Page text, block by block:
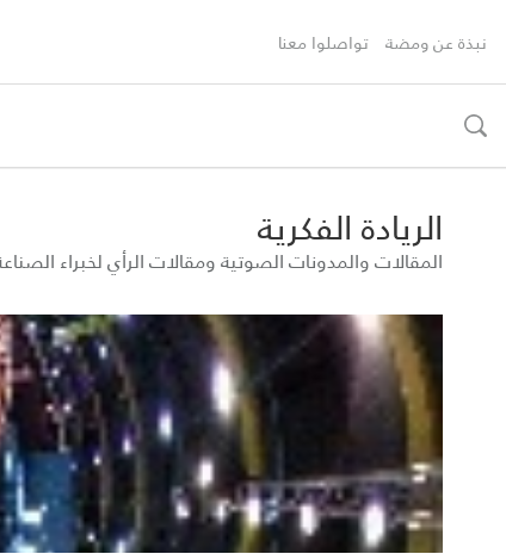
نبذة عن ومضة تواصلوا معنا
toggle
الريادة الفكرية
المقالات والمدونات الصوتية ومقالات الرأي لخبراء